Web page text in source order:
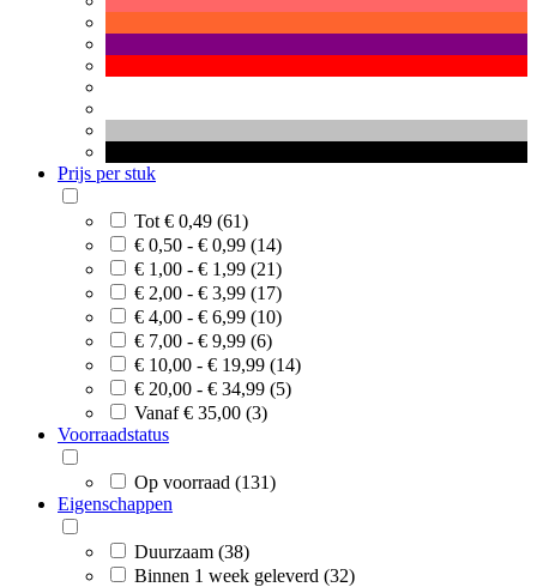
Prijs per stuk
Tot € 0,49 (61)
€ 0,50 - € 0,99 (14)
€ 1,00 - € 1,99 (21)
€ 2,00 - € 3,99 (17)
€ 4,00 - € 6,99 (10)
€ 7,00 - € 9,99 (6)
€ 10,00 - € 19,99 (14)
€ 20,00 - € 34,99 (5)
Vanaf € 35,00 (3)
Voorraadstatus
Op voorraad (131)
Eigenschappen
Duurzaam (38)
Binnen 1 week geleverd (32)